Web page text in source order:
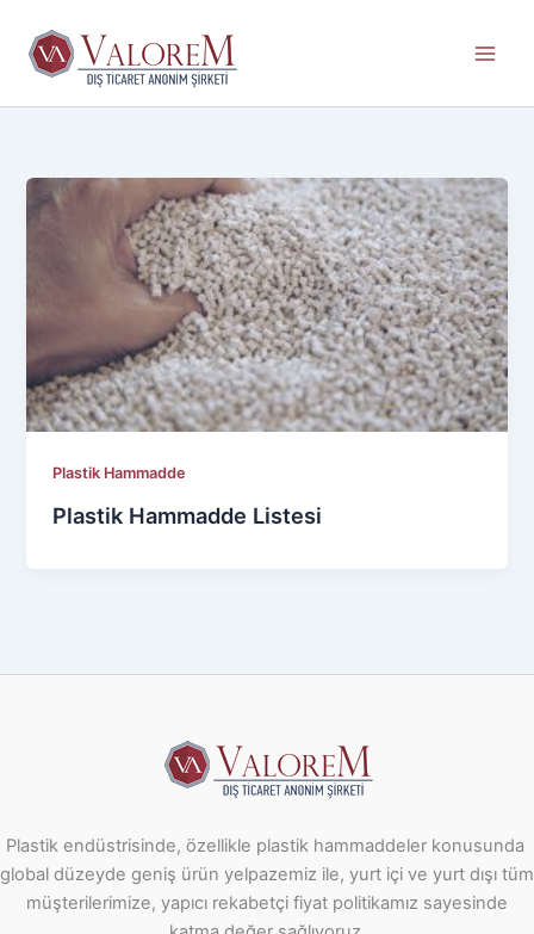
Plastik Hammadde
Plastik Hammadde Listesi
Plastik endüstrisinde, özellikle plastik hammaddeler konusunda
global düzeyde geniş ürün yelpazemiz ile, yurt içi ve yurt dışı tüm
müşterilerimize, yapıcı rekabetçi fiyat politikamız sayesinde